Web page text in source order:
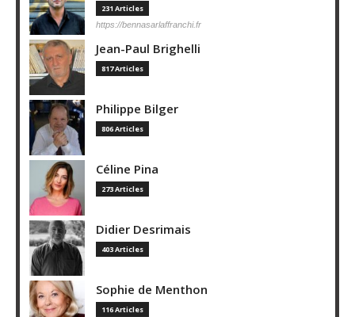
231 Articles
https://bennasarlaffranchi.fr
Jean-Paul Brighelli
817 Articles
Philippe Bilger
806 Articles
Céline Pina
273 Articles
Didier Desrimais
403 Articles
Sophie de Menthon
116 Articles